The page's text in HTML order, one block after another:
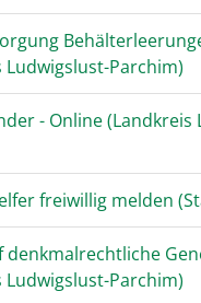
Ludwigslust-Parchim)
- Online (Landkreis
freiwillig melden
denkmalrechtliche
Ludwigslust-Parchim)